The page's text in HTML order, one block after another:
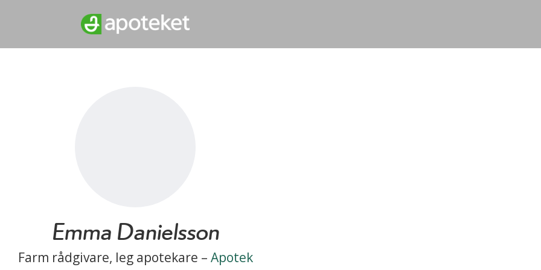
Emma Danielsson
Farm rådgivare, leg apotekare – Apotek